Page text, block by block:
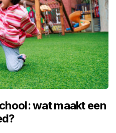
wat maakt een